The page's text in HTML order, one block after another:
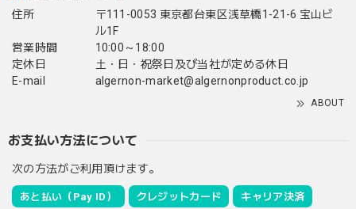
住所
〒111-0053 東京都台東区浅草橋1-21-6 宝山ビ
ル1F
営業時間
10:00～18:00
定休日
土・日・祝祭日及び当社が定める休日
E-mail
algernon-market@algernonproduct.co.jp
ABOUT
お支払い方法について
次の方法がご利用頂けます。
あと払い（Pay ID） クレジットカード キャリア決済